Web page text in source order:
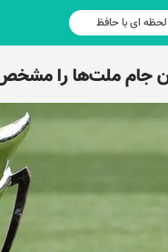
لحظه ای با حافظ
جام ملت‌ها را